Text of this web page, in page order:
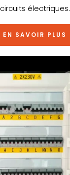
circuits électriques.
EN SAVOIR PLUS